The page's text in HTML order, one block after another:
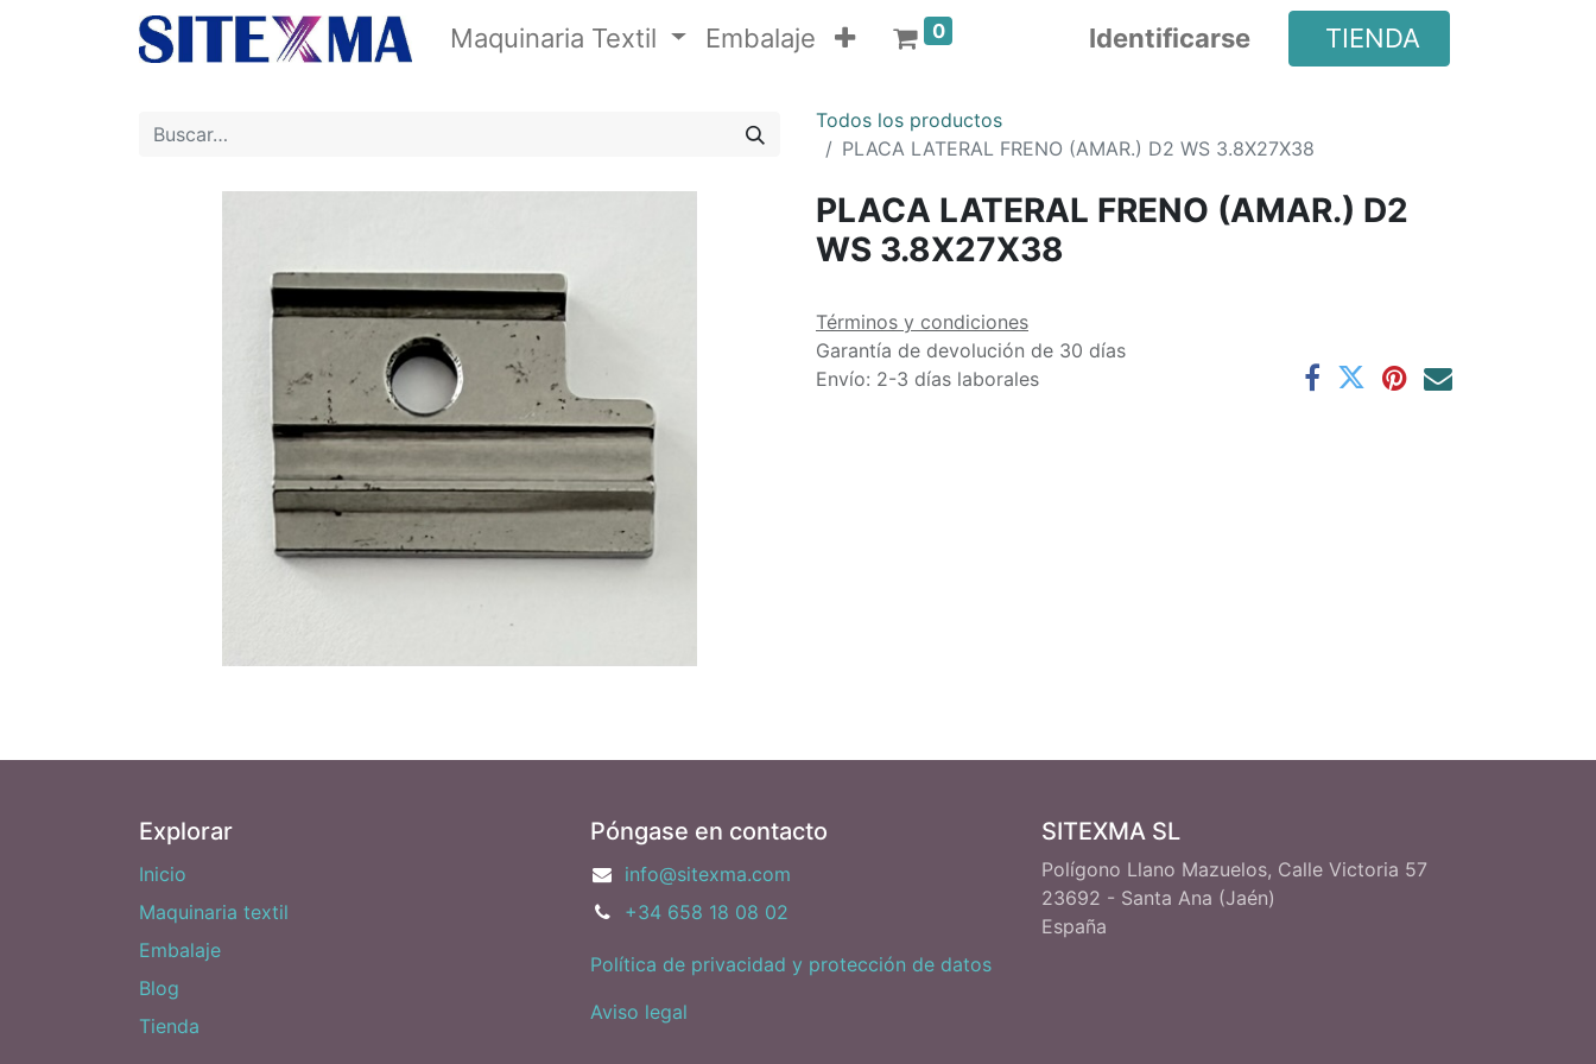
Maquinaria Textil Embalaje 0 Identificarse TIENDA
Todos los productos
PLACA LATERAL FRENO (AMAR.) D2 WS 3.8X27X38
PLACA LATERAL FRENO (AMAR.) D2
WS 3.8X27X38
Términos y condiciones
Garantía de devolución de 30 días
Envío: 2-3 días laborales
Explorar
Inicio
Maquinaria textil
Embalaje
Blog
Tienda
Póngase en contacto
info@sitexma.com
+34 658 18 08 02
Política de privacidad y protección de datos
Aviso legal
SITEXMA SL
Polígono Llano Mazuelos, Calle Victoria 57
23692 - Santa Ana (Jaén)
España